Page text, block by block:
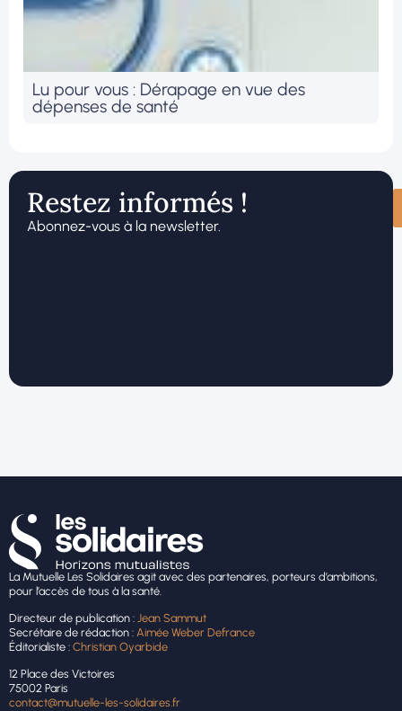
Lu pour vous : Dérapage en vue des
dépenses de santé
Restez informés !
Abonnez-vous à la newsletter.
La Mutuelle Les Solidaires agit avec des partenaires, porteurs d’ambitions,
pour l’accès de tous à la santé.
Directeur de publication : Jean Sammut
Secrétaire de rédaction : Aimée Weber Defrance
Éditorialiste : Christian Oyarbide
12 Place des Victoires
75002 Paris
contact@mutuelle-les-solidaires.fr